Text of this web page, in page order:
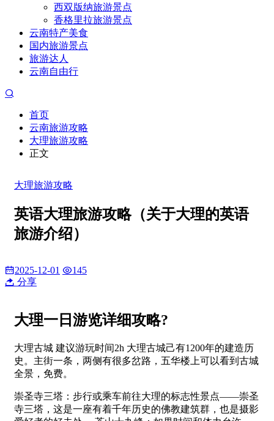
西双版纳旅游景点
香格里拉旅游景点
云南特产美食
国内旅游景点
旅游达人
云南自由行
首页
云南旅游攻略
大理旅游攻略
正文
大理旅游攻略
英语大理旅游攻略（关于大理的英语
旅游介绍）
2025-12-01
145
分享
大理一日游览详细攻略?
大理古城 建议游玩时间2h 大理古城己有1200年的建造历
史。主街一条，两侧有很多岔路，五华楼上可以看到古城
全景，免费。
崇圣寺三塔：步行或乘车前往大理的标志性景点——崇圣
寺三塔，这是一座有着千年历史的佛教建筑群，也是摄影